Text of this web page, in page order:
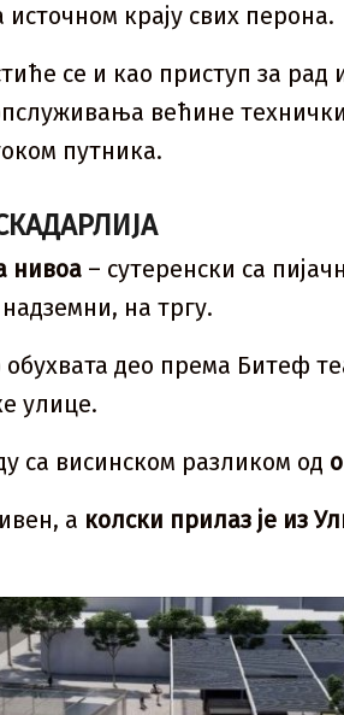
крају свих перона.
се и као приступ за
већине
путника.
нивоа – сутеренски са
на тргу.
део према Битеф
улице.
са висинском разликом од
а колски прилаз је из